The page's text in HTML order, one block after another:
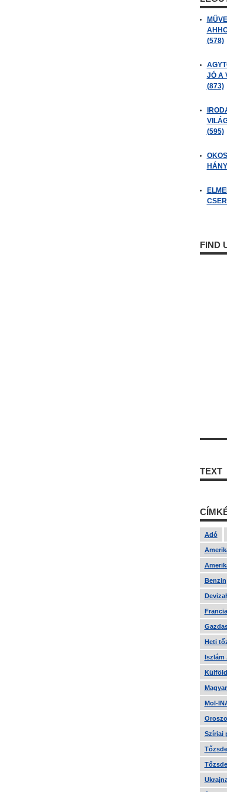
(578)
JÓ A
(873)
(595)
FIND
TEXT
Adó
Benzin
Heti
Iszlám
Mol-
Szíriai